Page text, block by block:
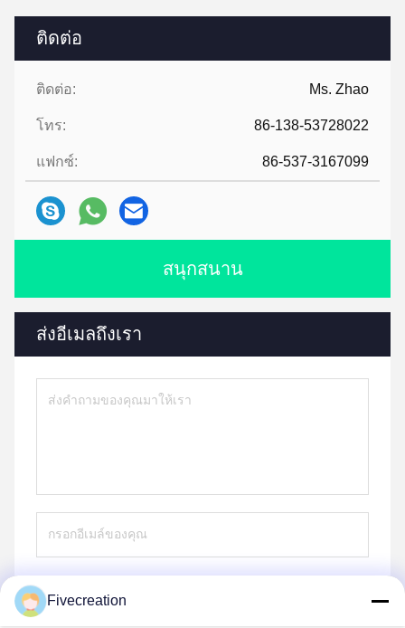
ติดต่อ
ติดต่อ: Ms. Zhao
โทร: 86-138-53728022
แฟกซ์: 86-537-3167099
สนุกสนาน
ส่งอีเมลถึงเรา
Fivecreation